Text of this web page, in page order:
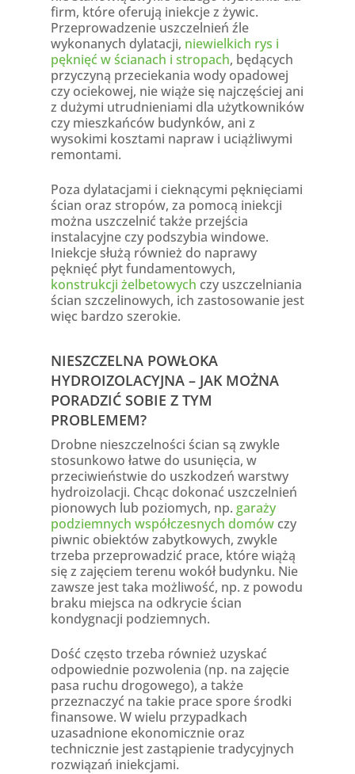
firm, które oferują iniekcje z żywic.
Przeprowadzenie uszczelnień źle
wykonanych dylatacji, niewielkich rys i
pęknięć w ścianach i stropach, będących
przyczyną przeciekania wody opadowej
czy ociekowej, nie wiąże się najczęściej ani
z dużymi utrudnieniami dla użytkowników
czy mieszkańców budynków, ani z
wysokimi kosztami napraw i uciążliwymi
remontami.
Poza dylatacjami i cieknącymi pęknięciami
ścian oraz stropów, za pomocą iniekcji
można uszczelnić także przejścia
instalacyjne czy podszybia windowe.
Iniekcje służą również do naprawy
pęknięć płyt fundamentowych,
konstrukcji żelbetowych czy uszczelniania
ścian szczelinowych, ich zastosowanie jest
więc bardzo szerokie.
NIESZCZELNA POWŁOKA
HYDROIZOLACYJNA – JAK MOŻNA
PORADZIĆ SOBIE Z TYM
PROBLEMEM?
Drobne nieszczelności ścian są zwykle
stosunkowo łatwe do usunięcia, w
przeciwieństwie do uszkodzeń warstwy
hydroizolacji. Chcąc dokonać uszczelnień
pionowych lub poziomych, np. garaży
podziemnych współczesnych domów czy
piwnic obiektów zabytkowych, zwykle
trzeba przeprowadzić prace, które wiążą
się z zajęciem terenu wokół budynku. Nie
zawsze jest taka możliwość, np. z powodu
braku miejsca na odkrycie ścian
kondygnacji podziemnych.
Dość często trzeba również uzyskać
odpowiednie pozwolenia (np. na zajęcie
pasa ruchu drogowego), a także
przeznaczyć na takie prace spore środki
finansowe. W wielu przypadkach
uzasadnione ekonomicznie oraz
technicznie jest zastąpienie tradycyjnych
rozwiązań iniekcjami.